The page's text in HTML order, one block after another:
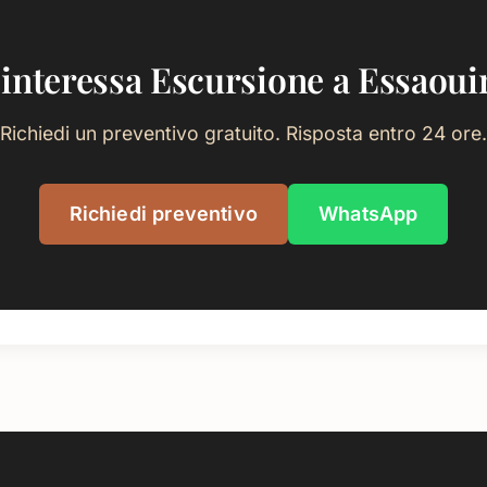
Escursione a
Richiedi un preventivo gratuito. Risposta entro 24 ore.
Richiedi preventivo WhatsApp